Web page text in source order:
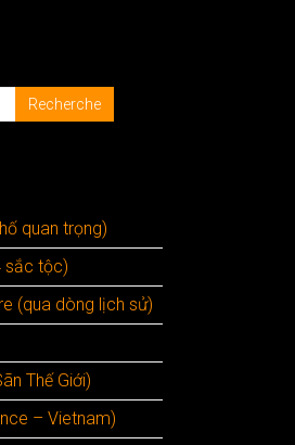
quan trọng)
sắc tộc)
(qua dòng lịch sử)
Thế Giới)
– Vietnam)